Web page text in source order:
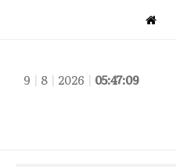
9 | 8 | 2026 | 05:47:10